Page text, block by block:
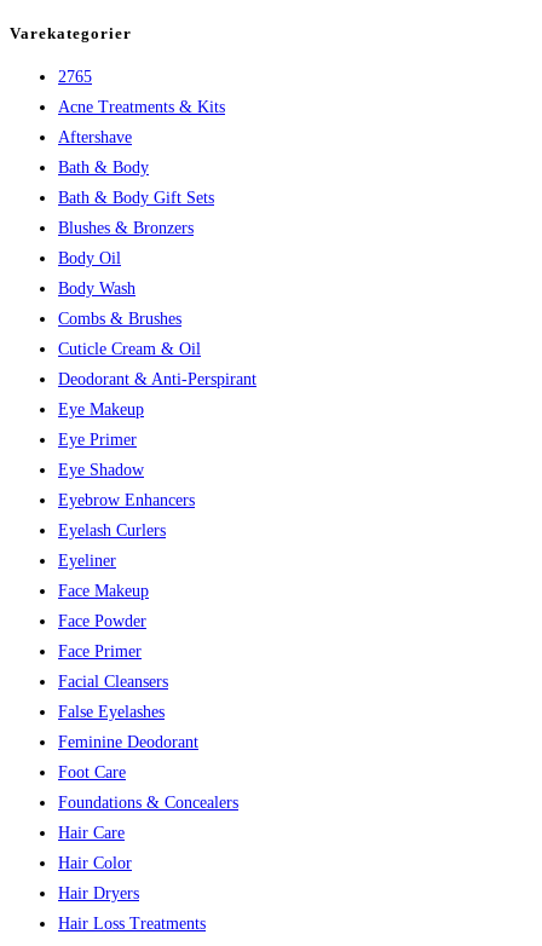
Varekategorier
2765
Acne Treatments & Kits
Aftershave
Bath & Body
Bath & Body Gift Sets
Blushes & Bronzers
Body Oil
Body Wash
Combs & Brushes
Cuticle Cream & Oil
Deodorant & Anti-Perspirant
Eye Makeup
Eye Primer
Eye Shadow
Eyebrow Enhancers
Eyelash Curlers
Eyeliner
Face Makeup
Face Powder
Face Primer
Facial Cleansers
False Eyelashes
Feminine Deodorant
Foot Care
Foundations & Concealers
Hair Care
Hair Color
Hair Dryers
Hair Loss Treatments